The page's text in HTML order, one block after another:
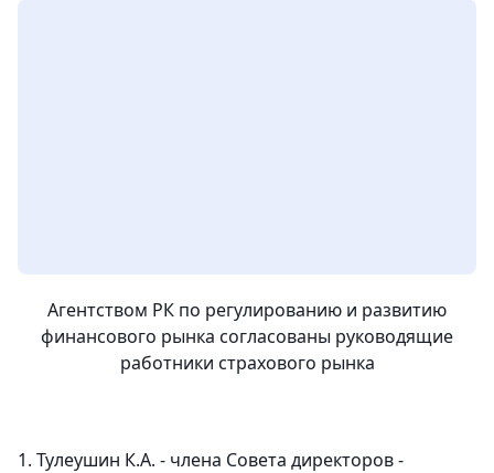
Агентством РК по регулированию и развитию
финансового рынка согласованы руководящие
работники страхового рынка
1. Тулеушин К.А. - члена Совета директоров -